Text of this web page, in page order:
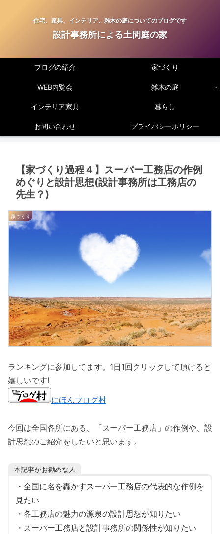
住宅、家具、インテリア、雑木の庭についてのブログです
設計事務所による土間庭の家
ブログの紹介 家づくり
WEB内覧会 雑木の庭
インテリア家具 暮らし
お問い合わせ プライバシーポリシー
【家づくり過程４】スーパー工務店の作例
めぐりと設計思想(設計事務所は工務店の
先生？)
家づくり
ランキングに参加してます。1日1回クリックして頂けると
嬉しいです!
にほんブログ村
今回は全国各所にある、「スーパー工務店」の作例や、設
計思想のご紹介をしたいと思います。
本記事がお勧めな人
・全国に名を轟かすスーパー工務店の代表的な作例を
見たい
・各工務店の魅力の源泉の設計思想が知りたい
・スーパー工務店と設計事務所の関係性が知りたい